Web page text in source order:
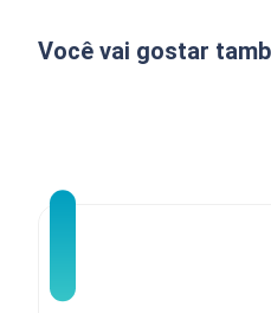
Você vai gostar